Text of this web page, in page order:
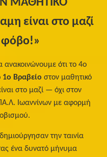
ΜΑΘΗΤΙΚΟ
είναι στο μαζί
φόβο!»
ότι το 4ο
1ο Βραβείο στον μαθητικό
στο μαζί — όχι στον
Ιωαννίνων με αφορμή
την ταινία
ένα δυνατό μήνυμα